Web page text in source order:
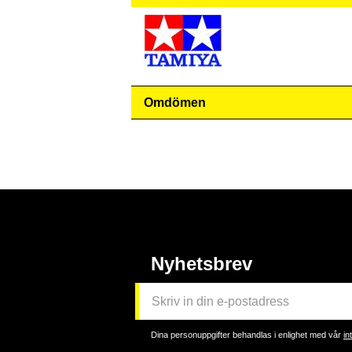
Omdömen
Nyhetsbrev
Dina personuppgifter behandlas i enlighet med vår